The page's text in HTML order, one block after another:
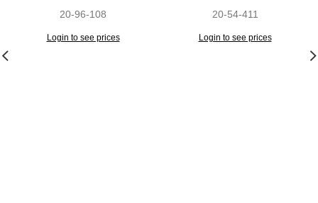
20-96-108
Login to see prices
20-54-411
Login to see prices